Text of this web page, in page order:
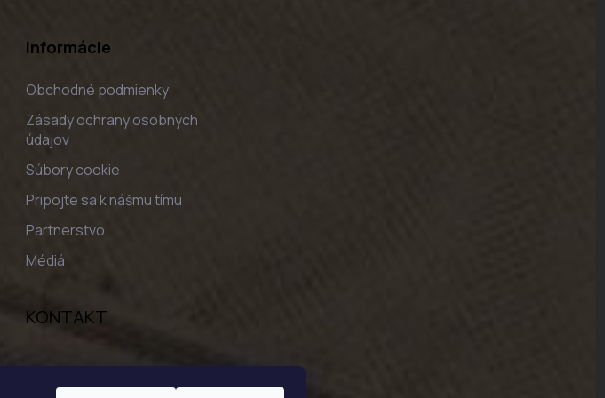
Informácie
Obchodné podmienky
Zásady ochrany osobných
údajov
Súbory cookie
Pripojte sa k nášmu tímu
Partnerstvo
Médiá
KONTAKT